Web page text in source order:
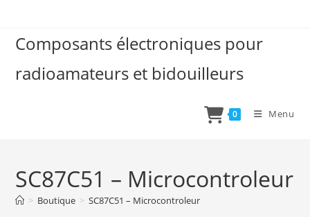
contentComposants électroniques pour
radioamateurs et bidouilleurs
0 Menu
SC87C51 – Microcontroleur
> Boutique > SC87C51 – Microcontroleur